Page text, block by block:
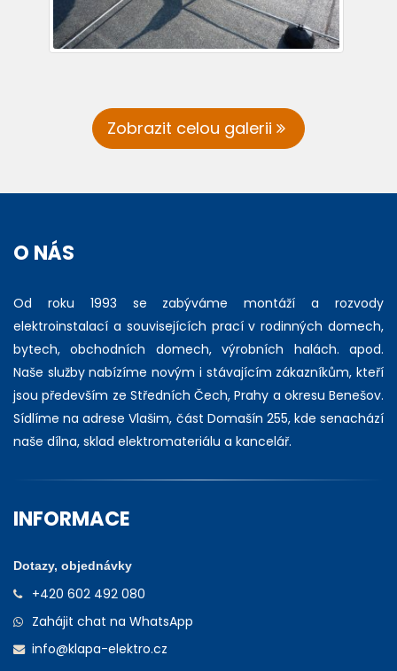
Zobrazit celou galerii
O NÁS
Od roku 1993 se zabýváme montáží a rozvody
elektroinstalací a souvisejících prací v rodinných domech,
bytech, obchodních domech, výrobních halách. apod.
Naše služby nabízíme novým i stávajícím zákazníkům, kteří
jsou především ze Středních Čech, Prahy a okresu Benešov.
Sídlíme na adrese Vlašim, část Domašín 255, kde senachází
naše dílna, sklad elektromateriálu a kancelář.
INFORMACE
Dotazy, objednávky
+420 602 492 080
Zahájit chat na WhatsApp
info@klapa-elektro.cz